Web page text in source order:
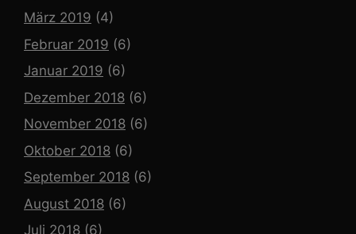
März 2019 (4)
Februar 2019 (6)
Januar 2019 (6)
Dezember 2018 (6)
November 2018 (6)
Oktober 2018 (6)
September 2018 (6)
August 2018 (6)
Juli 2018 (6)